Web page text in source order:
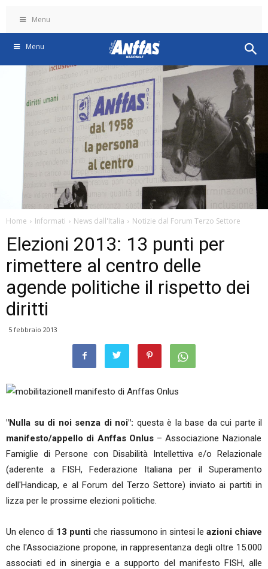
Menu
Menu
Home Informati News dall'Italia Notizie dal Forum Terzo Settore
Elezioni 2013: 13 punti per
rimettere al centro delle
agende politiche il rispetto dei
diritti
5 febbraio 2013
Il manifesto di Anffas Onlus
"Nulla su di noi senza di noi": questa è la base da cui parte il
manifesto/appello di Anffas Onlus– Associazione Nazionale
Famiglie di Persone con Disabilità Intellettiva e/o Relazionale
(aderente a FISH, Federazione Italiana per il Superamento
dell'Handicap, e al Forum del Terzo Settore) inviato ai partiti in
lizza per le prossime elezioni politiche.
Un elenco di 13 punti che riassumono in sintesi le azioni chiave
che l'Associazione propone, in rappresentanza degli oltre 15.000
associati ed in sinergia e a supporto del manifesto FISH, alle